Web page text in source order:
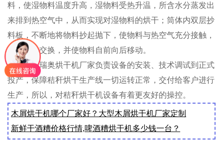
料，使湿物料温度升高，湿物料受热升温，所含水分蒸发出
来排到热空气中，从而实现对湿物料的烘干；筒体内双层抄
料板，不断地将物料抄起抛下，使物料与热空气充分接触，
促进了热交换，并使物料自前向后移动。
河南瑞奥烘干机厂家负责设备的安装、技术调试到正式
投产，保障秸秆烘干生产线一切运转正常，交付给客户进行
生产，所以，对秸秆烘干机设备有着更友好的操控。
木屑烘干机哪个厂家好？大型木屑烘干机厂家定制
新鲜干酒糟价格行情,啤酒糟烘干机多少钱一台？